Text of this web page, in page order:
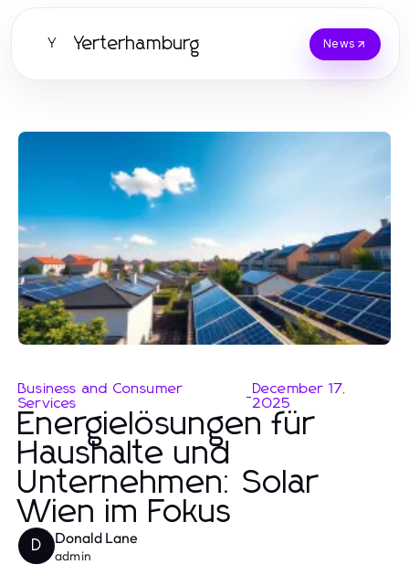
Y Yerterhamburg News
Business and Consumer
Services
-December 17,
2025
Energielösungen für
Haushalte und
Unternehmen: Solar
Wien im Fokus
D Donald Lane
admin